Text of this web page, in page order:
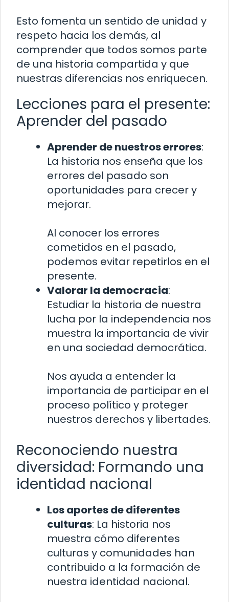
Esto fomenta un sentido de unidad y
respeto hacia los demás, al
comprender que todos somos parte
de una historia compartida y que
nuestras diferencias nos enriquecen.
Lecciones para el presente:
Aprender del pasado
Aprender de nuestros errores:
La historia nos enseña que los
errores del pasado son
oportunidades para crecer y
mejorar.
Al conocer los errores
cometidos en el pasado,
podemos evitar repetirlos en el
presente.
Valorar la democracia:
Estudiar la historia de nuestra
lucha por la independencia nos
muestra la importancia de vivir
en una sociedad democrática.
Nos ayuda a entender la
importancia de participar en el
proceso político y proteger
nuestros derechos y libertades.
Reconociendo nuestra
diversidad: Formando una
identidad nacional
Los aportes de diferentes
culturas: La historia nos
muestra cómo diferentes
culturas y comunidades han
contribuido a la formación de
nuestra identidad nacional.